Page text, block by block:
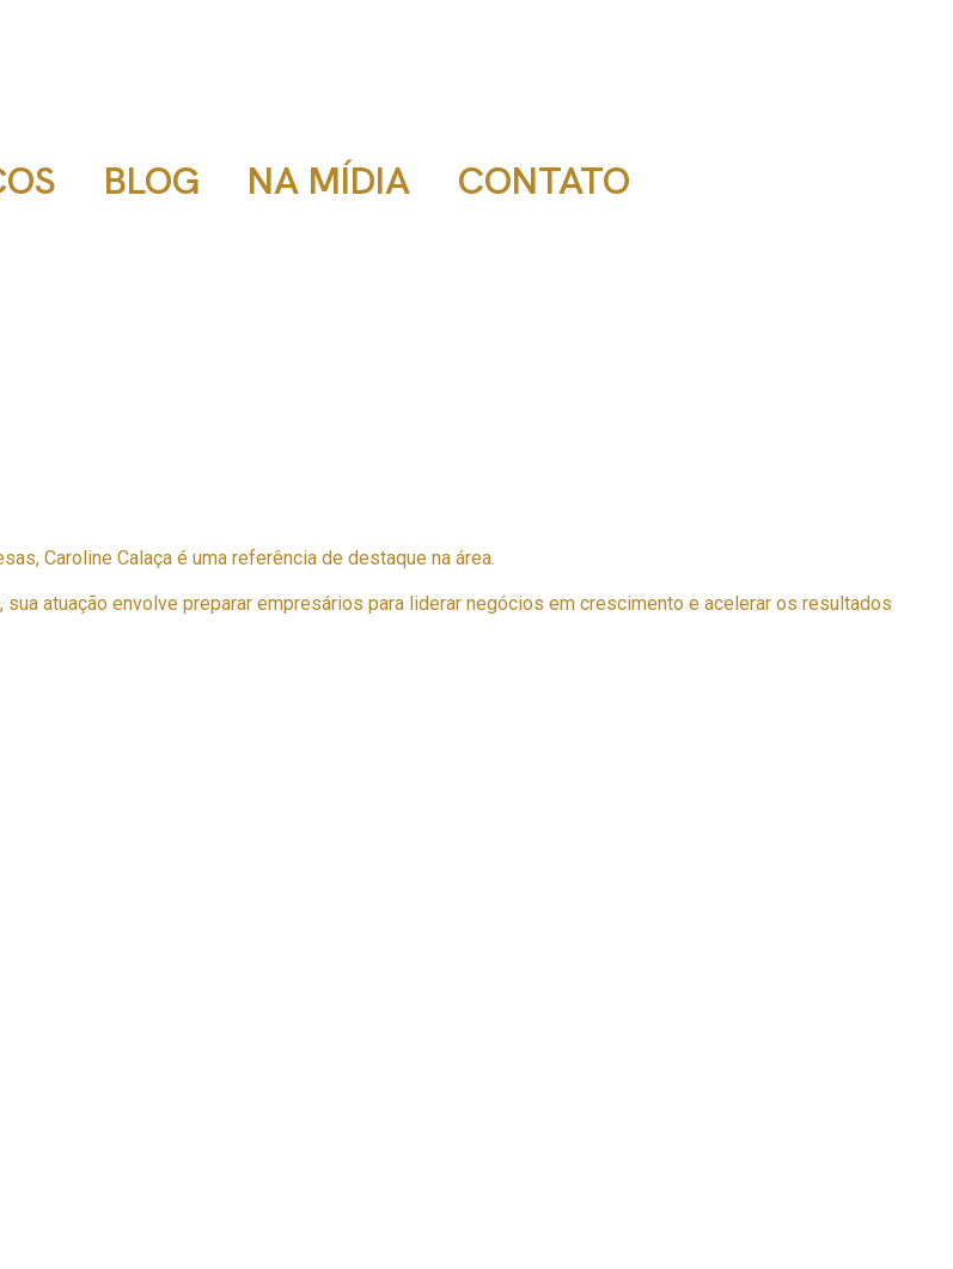
BLOG NA MÍDIA CONTATO
Caroline Calaça é uma referência de destaque na área.
atuação envolve preparar empresários para liderar negócios em crescimento e acelerar os resultados